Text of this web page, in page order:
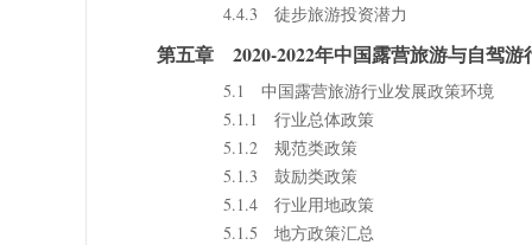
4.4.3 徒步旅游投资潜力
第五章 2020-2022年中国露营旅游与自驾游
5.1 中国露营旅游行业发展政策环境
5.1.1 行业总体政策
5.1.2 规范类政策
5.1.3 鼓励类政策
5.1.4 行业用地政策
5.1.5 地方政策汇总